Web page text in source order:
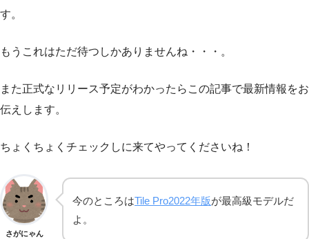
す。
もうこれはただ待つしかありませんね・・・。
また正式なリリース予定がわかったらこの記事で最新情報をお
伝えします。
ちょくちょくチェックしに来てやってくださいね！
さがにゃん
今のところはTile Pro2022年版が最高級モデルだ
よ。